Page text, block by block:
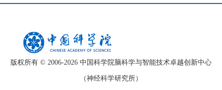
版权所有 © 2006-2026 中国科学院脑科学与智能技术卓越创新中心
（神经科学研究所）